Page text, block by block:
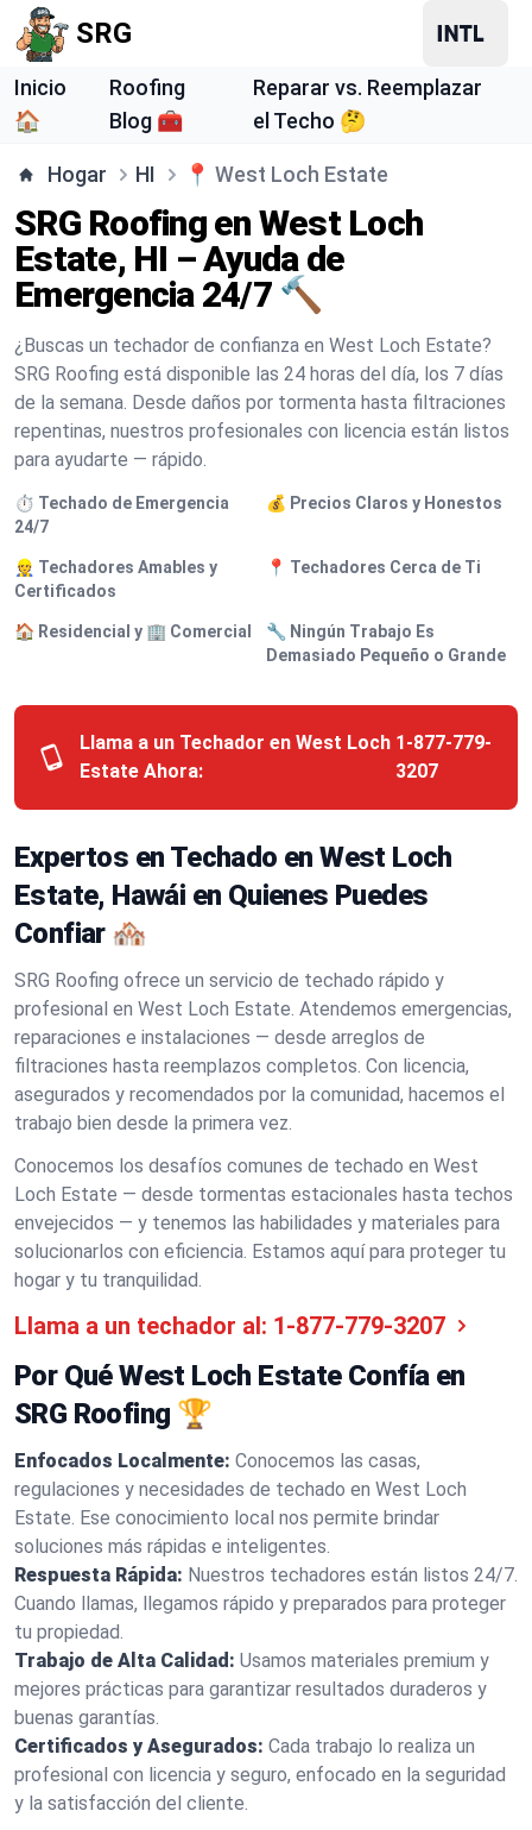
SRG
Inicio
🏠
Roofing
Blog 🧰
Reparar vs. Reemplazar
el Techo 🤔
Hogar HI 📍 West Loch Estate
SRG Roofing en West Loch
Estate, HI – Ayuda de
Emergencia 24/7 🔨
¿Buscas un techador de confianza en West Loch Estate?
SRG Roofing está disponible las 24 horas del día, los 7 días
de la semana. Desde daños por tormenta hasta filtraciones
repentinas, nuestros profesionales con licencia están listos
para ayudarte — rápido.
⏱️ Techado de Emergencia
24/7
💰 Precios Claros y Honestos
👷 Techadores Amables y
Certificados
📍 Techadores Cerca de Ti
🏠 Residencial y 🏢 Comercial
🔧 Ningún Trabajo Es
Demasiado Pequeño o Grande
Llama a un Techador en West Loch
Estate Ahora:
1-877-779-
3207
Expertos en Techado en West Loch
Estate, Hawái en Quienes Puedes
Confiar 🏘️
SRG Roofing ofrece un servicio de techado rápido y
profesional en West Loch Estate. Atendemos emergencias,
reparaciones e instalaciones — desde arreglos de
filtraciones hasta reemplazos completos. Con licencia,
asegurados y recomendados por la comunidad, hacemos el
trabajo bien desde la primera vez.
Conocemos los desafíos comunes de techado en West
Loch Estate — desde tormentas estacionales hasta techos
envejecidos — y tenemos las habilidades y materiales para
solucionarlos con eficiencia. Estamos aquí para proteger tu
hogar y tu tranquilidad.
Llama a un techador al: 1-877-779-3207
Por Qué West Loch Estate Confía en
SRG Roofing 🏆
Enfocados Localmente: Conocemos las casas,
regulaciones y necesidades de techado en West Loch
Estate. Ese conocimiento local nos permite brindar
soluciones más rápidas e inteligentes.
Respuesta Rápida: Nuestros techadores están listos 24/7.
Cuando llamas, llegamos rápido y preparados para proteger
tu propiedad.
Trabajo de Alta Calidad: Usamos materiales premium y
mejores prácticas para garantizar resultados duraderos y
buenas garantías.
Certificados y Asegurados: Cada trabajo lo realiza un
profesional con licencia y seguro, enfocado en la seguridad
y la satisfacción del cliente.